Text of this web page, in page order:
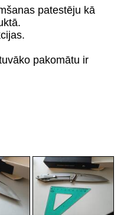
patestēju kā
pakomātu ir